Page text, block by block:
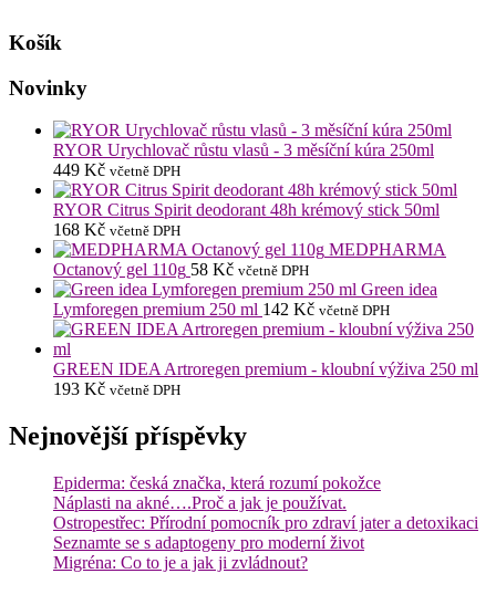
Košík
Novinky
RYOR Urychlovač růstu vlasů - 3 měsíční kúra 250ml
449 Kč včetně DPH
RYOR Citrus Spirit deodorant 48h krémový stick 50ml
168 Kč včetně DPH
MEDPHARMA
Octanový gel 110g 58 Kč včetně DPH
Green idea
Lymforegen premium 250 ml 142 Kč včetně DPH
GREEN IDEA Artroregen premium - kloubní výživa 250 ml
193 Kč včetně DPH
Nejnovější příspěvky
Epiderma: česká značka, která rozumí pokožce
Náplasti na akné….Proč a jak je používat.
Ostropestřec: Přírodní pomocník pro zdraví jater a detoxikaci
Seznamte se s adaptogeny pro moderní život
Migréna: Co to je a jak ji zvládnout?